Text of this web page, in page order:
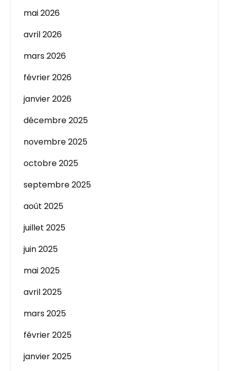
mai 2026
avril 2026
mars 2026
février 2026
janvier 2026
décembre 2025
novembre 2025
octobre 2025
septembre 2025
août 2025
juillet 2025
juin 2025
mai 2025
avril 2025
mars 2025
février 2025
janvier 2025